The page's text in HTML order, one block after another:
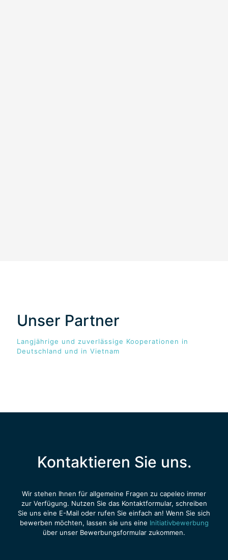
Unser Partner
Langjährige und zuverlässige Kooperationen in
Deutschland und in Vietnam
Kontaktieren Sie uns.
Wir stehen Ihnen für allgemeine Fragen zu capeleo immer
zur Verfügung. Nutzen Sie das Kontaktformular, schreiben
Sie uns eine E-Mail oder rufen Sie einfach an! Wenn Sie sich
bewerben möchten, lassen sie uns eine Initiativbewerbung
über unser Bewerbungsformular zukommen.